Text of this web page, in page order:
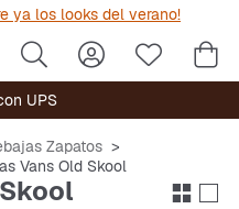
ya los looks del verano!
UPS
Zapatos
Vans Old Skool